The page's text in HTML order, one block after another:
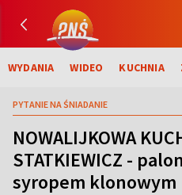
WYDANIA WIDEO KUCHNIA
PYTANIE NA ŚNIADANIE
NOWALIJKOWA
STATKIEWICZ -
syropem klonowym